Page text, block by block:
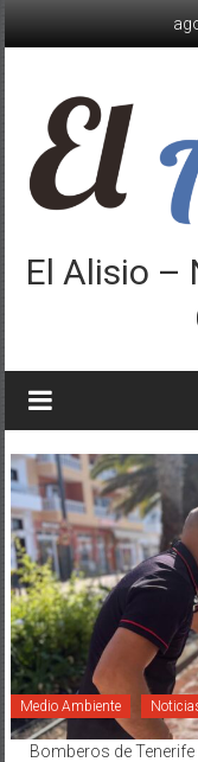
El Alisio –
Medio Ambiente
Bomberos de